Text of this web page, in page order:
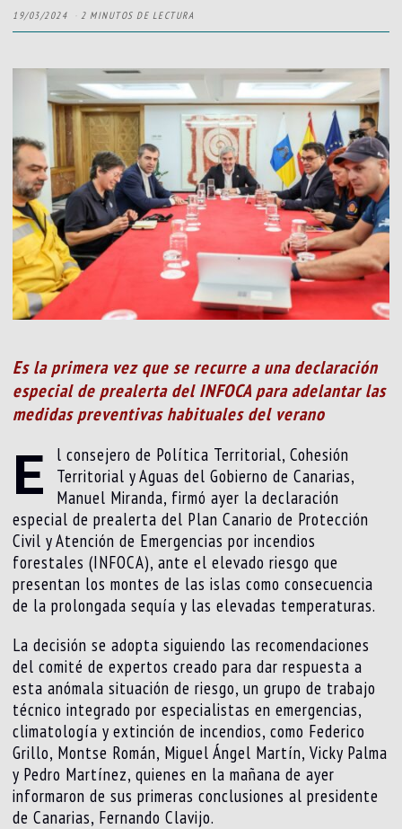
19/03/2024 2 MINUTOS DE LECTURA
Es la primera vez que se recurre a una declaración
especial de prealerta del INFOCA para adelantar las
medidas preventivas habituales del verano
E
l consejero de Política Territorial, Cohesión
Territorial y Aguas del Gobierno de Canarias,
Manuel Miranda, firmó ayer la declaración
especial de prealerta del Plan Canario de Protección
Civil y Atención de Emergencias por incendios
forestales (INFOCA), ante el elevado riesgo que
presentan los montes de las islas como consecuencia
de la prolongada sequía y las elevadas temperaturas.
La decisión se adopta siguiendo las recomendaciones
del comité de expertos creado para dar respuesta a
esta anómala situación de riesgo, un grupo de trabajo
técnico integrado por especialistas en emergencias,
climatología y extinción de incendios, como Federico
Grillo, Montse Román, Miguel Ángel Martín, Vicky Palma
y Pedro Martínez, quienes en la mañana de ayer
informaron de sus primeras conclusiones al presidente
de Canarias, Fernando Clavijo.